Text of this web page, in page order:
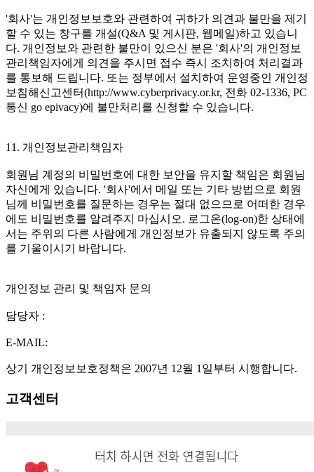
'회사'는 개인정보보호와 관련하여 귀하가 의견과 불만을 제기
할 수 있는 창구를 개설(Q&A 및 게시판, 웹메일)하고 있습니
다. 개인정보와 관련한 불만이 있으신 분은 '회사'의 개인정보
관리책임자에게 의견을 주시면 접수 즉시 조치하여 처리결과
를 통보해 드립니다. 또는 정부에서 설치하여 운영중인 개인정
보침해신고센터(http://www.cyberprivacy.or.kr, 전화 02-1336, PC
통신 go epivacy)에 불만처리를 신청할 수 있습니다.
11. 개인정보관리책임자
회원님 계정의 비밀번호에 대한 보안을 유지할 책임은 회원님
자신에게 있습니다. '회사'에서 메일 또는 기타 방법으로 회원
님께 비밀번호를 질문하는 경우는 절대 없으므로 어떠한 경우
에도 비밀번호를 알려주지 마십시오. 로그온(log-on)한 상태에
서는 주위의 다른 사람에게 개인정보가 유출되지 않도록 주의
를 기울이시기 바랍니다.
개인정보 관리 및 책임자 문의
담당자 :
E-MAIL:
상기 개인정보보호정책은 2007년 12월 1일부터 시행합니다.
고객센터